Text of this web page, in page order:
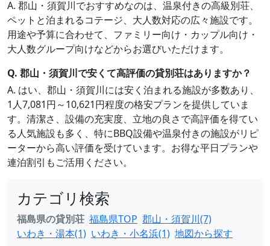
A. 郡山・須賀川でおすすめなのは、温泉付きの高級別荘、
ペットと泊まれるコテージ、大人数対応の広々施設です。
用途や予算に合わせて、ファミリー向け・カップル向け・
大人数グループ向けなどからお選びいただけます。
Q. 郡山・須賀川で安くて高評価の貸別荘はありますか？
A. はい、郡山・須賀川には安く泊まれる施設が多数あり、
1人7,081円～10,621円程度の格安プランを提供していま
す。清潔さ、設備の充実度、立地の良さで高評価を得てい
る人気施設も多く、特にBBQ設備や温泉付きの施設がリピ
ーターから高い評価を受けています。お得な平日プランや
連泊割引もご活用ください。
カテゴリ検索
福島県の貸別荘 福島県TOP 郡山・須賀川(7)
いわき・湯本(1) いわき・小名浜(1) 地図から探す